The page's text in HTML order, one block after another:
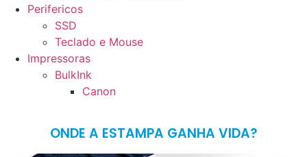
Perifericos
SSD
Teclado e Mouse
Impressoras
BulkInk
Canon
ONDE A ESTAMPA GANHA VIDA?